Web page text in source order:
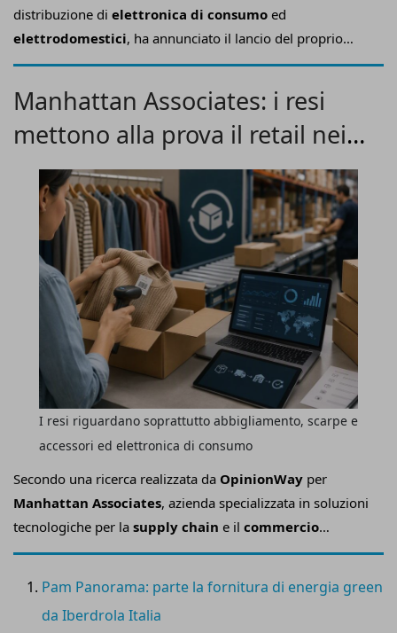
distribuzione di elettronica di consumo ed
elettrodomestici, ha annunciato il lancio del proprio
retail media networke la partnership conFramen,
distribuzione di contenuti video in ambienti digital-out-
of-home (Dooh) e retail, per lacommercializzazione
punti vendita.
Manhattan Associates: i resi
mettono alla prova il retail nei
saldi
Secondo una ricerca realizzata da OpinionWay per
Manhattan Associates, azienda specializzata in soluzioni
tecnologiche per la supply chain e il commercio
omnicanale, in Italia i consumatorirestituiscono
149 euro
I resi riguardano soprattutto abbigliamento, scarpe e
accessori ed elettronica di consumo
Pam Panorama: parte la fornitura di energia green
da Iberdrola Italia